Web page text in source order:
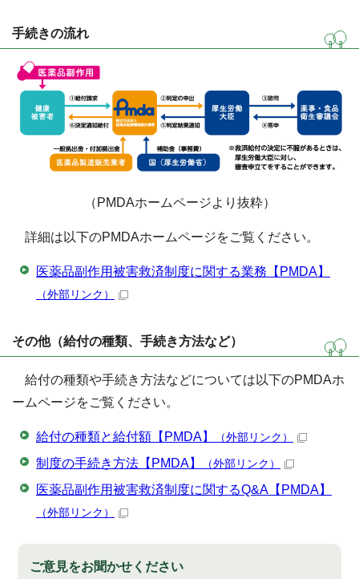
手続きの流れ
（PMDAホームページより抜粋）
詳細は以下のPMDAホームページをご覧ください。
医薬品副作用被害救済制度に関する業務【PMDA】
（外部リンク）
その他（給付の種類、手続き方法など）
給付の種類や手続き方法などについては以下のPMDAホ
ームページをご覧ください。
給付の種類と給付額【PMDA】 （外部リンク）
制度の手続き方法【PMDA】 （外部リンク）
医薬品副作用被害救済制度に関するQ&A【PMDA】
（外部リンク）
ご意見をお聞かせください